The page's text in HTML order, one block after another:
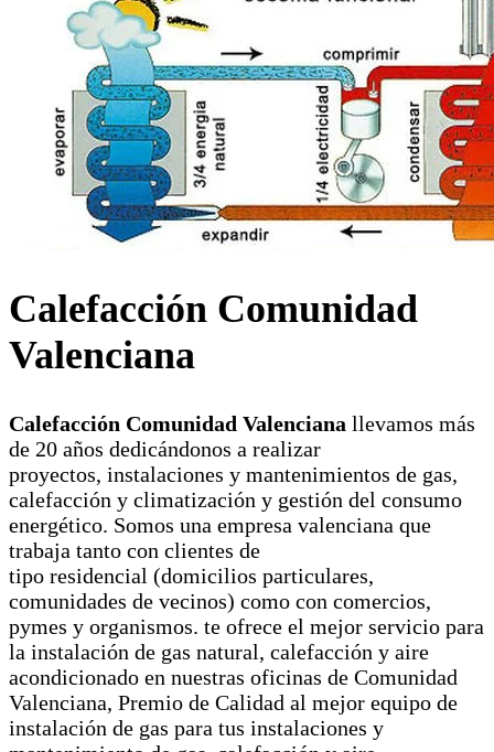
Calefacción Comunidad
Valenciana
Calefacción Comunidad Valenciana llevamos más
de 20 años dedicándonos a realizar
proyectos, instalaciones y mantenimientos de gas,
calefacción y climatización y gestión del consumo
energético. Somos una empresa valenciana que
trabaja tanto con clientes de
tipo residencial (domicilios particulares,
comunidades de vecinos) como con comercios,
pymes y organismos. te ofrece el mejor servicio para
la instalación de gas natural, calefacción y aire
acondicionado en nuestras oficinas de Comunidad
Valenciana, Premio de Calidad al mejor equipo de
instalación de gas para tus instalaciones y